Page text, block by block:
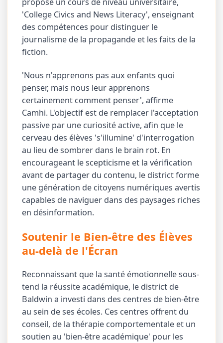
'College Civics and News Literacy', enseignant
des compétences pour distinguer le
journalisme de la propagande et les faits de la
fiction.
'Nous n'apprenons pas aux enfants quoi
penser, mais nous leur apprenons
certainement comment penser', affirme
Camhi. L'objectif est de remplacer l'acceptation
passive par une curiosité active, afin que le
cerveau des élèves 's'illumine' d'interrogation
au lieu de sombrer dans le brain rot. En
encourageant le scepticisme et la vérification
avant de partager du contenu, le district forme
une génération de citoyens numériques avertis
capables de naviguer dans des paysages riches
en désinformation.
Soutenir le Bien-être des Élèves
au-delà de l'Écran
Reconnaissant que la santé émotionnelle sous-
tend la réussite académique, le district de
Baldwin a investi dans des centres de bien-être
au sein de ses écoles. Ces centres offrent du
conseil, de la thérapie comportementale et un
soutien au 'bien-être académique' pour les